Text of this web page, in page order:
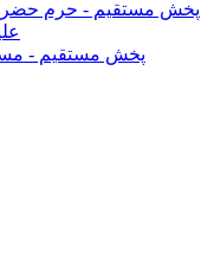
پخش مستقیم - حرم
پخش مستقیم -